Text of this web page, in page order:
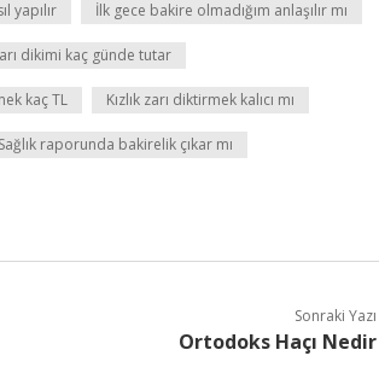
yapılır İlk gece bakire olmadığım anlaşılır mı
dikimi kaç günde tutar
kaç TL Kızlık zarı diktirmek kalıcı mı
Sağlık raporunda bakirelik çıkar mı
Sonraki Yazı
Ortodoks Haçı Nedir